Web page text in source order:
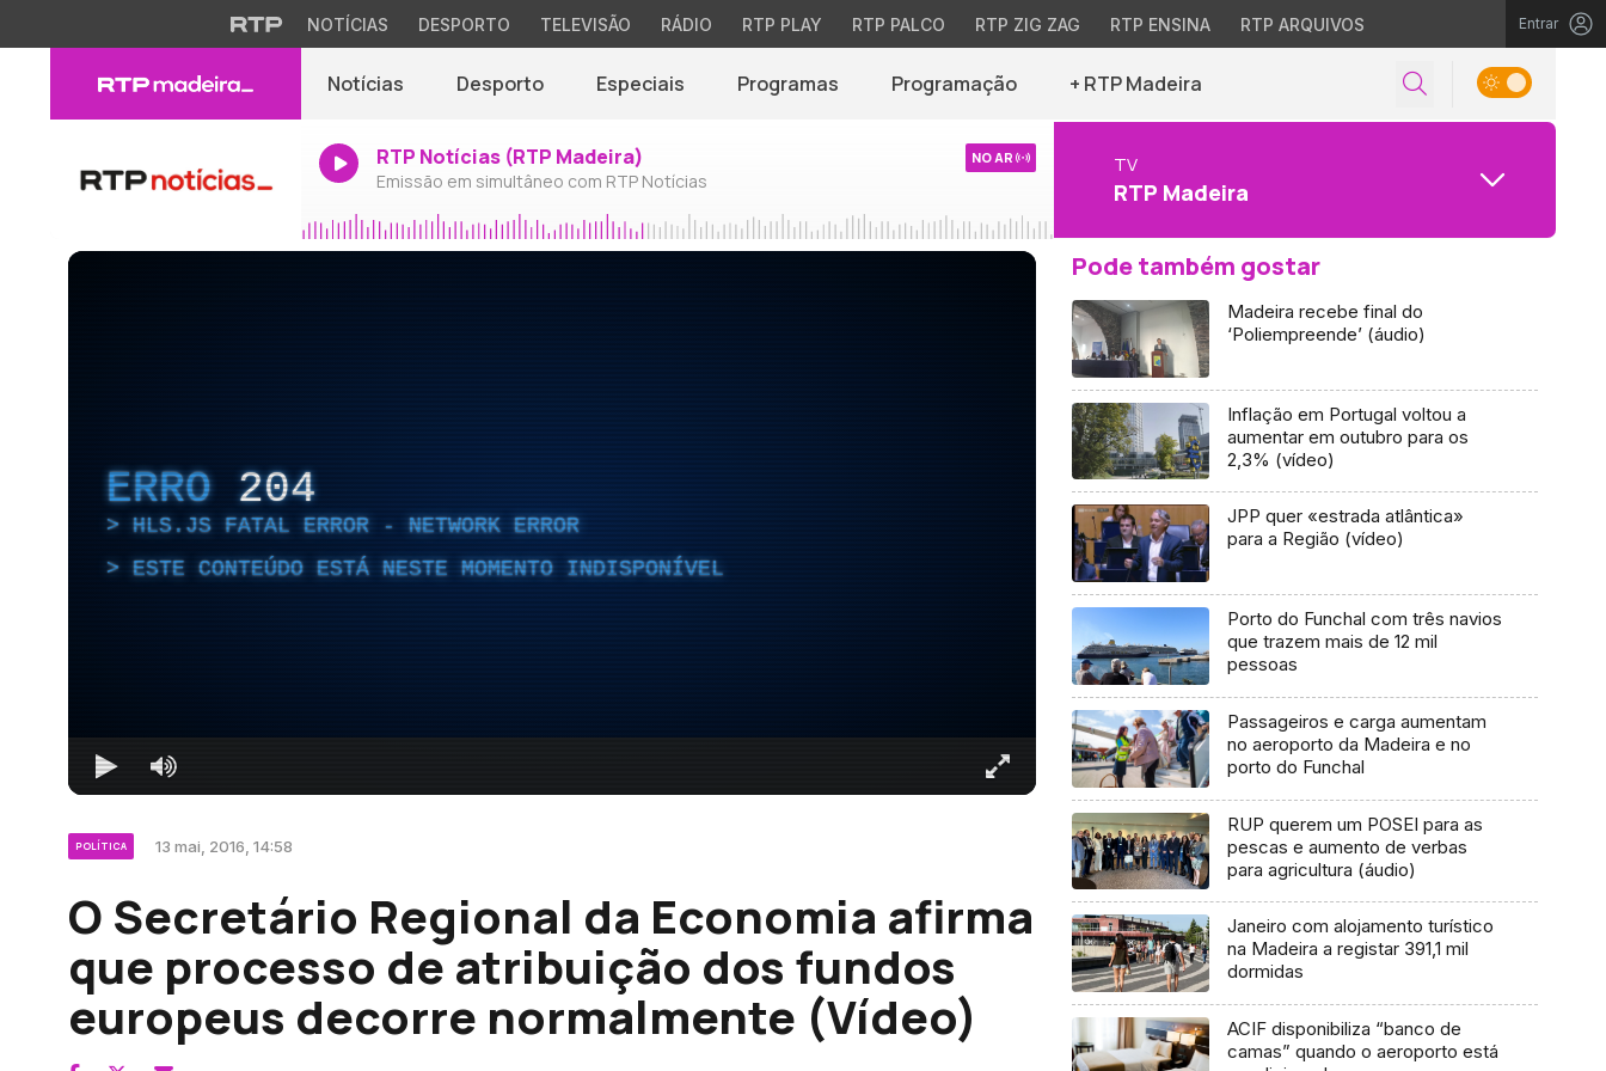
NOTÍCIAS DESPORTO TELEVISÃO RÁDIO RTP PLAY RTP PALCO RTP ZIG ZAG RTP ENSINA RTP ARQUIVOS Entrar
Notícias Desporto Especiais Programas Programação + RTP Madeira
RTP Notícias (RTP Madeira)
Emissão em simultâneo com RTP Notícias
NO AR TV
RTP Madeira
ERRO 204
HLS.JS FATAL ERROR - NETWORK ERROR
ESTE CONTEÚDO ESTÁ NESTE MOMENTO INDISPONÍVEL
POLÍTICA 13 mai, 2016, 14:58
O Secretário Regional da Economia afirma
que processo de atribuição dos fundos
europeus decorre normalmente (Vídeo)
Pode também gostar
Madeira recebe final do
‘Poliempreende’ (áudio)
Inflação em Portugal voltou a
aumentar em outubro para os
2,3% (vídeo)
JPP quer «estrada atlântica»
para a Região (vídeo)
Porto do Funchal com três navios
que trazem mais de 12 mil
pessoas
Passageiros e carga aumentam
no aeroporto da Madeira e no
porto do Funchal
RUP querem um POSEI para as
pescas e aumento de verbas
para agricultura (áudio)
Janeiro com alojamento turístico
na Madeira a registar 391,1 mil
dormidas
ACIF disponibiliza “banco de
camas” quando o aeroporto está